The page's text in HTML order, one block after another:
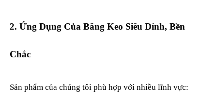
2. Ứng Dụng Của Băng Keo Siêu Dính, Bền
Chắc
Sản phẩm của chúng tôi phù hợp với nhiều lĩnh vực: